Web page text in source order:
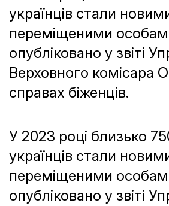
українців стали
переміщеними
опубліковано у звіті
Верховного комісара
справах біженців.
У 2023 році близько
українців стали
переміщеними
опубліковано у звіті